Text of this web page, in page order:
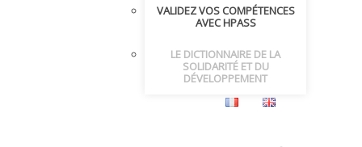
VALIDEZ VOS COMPÉTENCES
AVEC HPASS
LE DICTIONNAIRE DE LA
SOLIDARITÉ ET DU
DÉVELOPPEMENT